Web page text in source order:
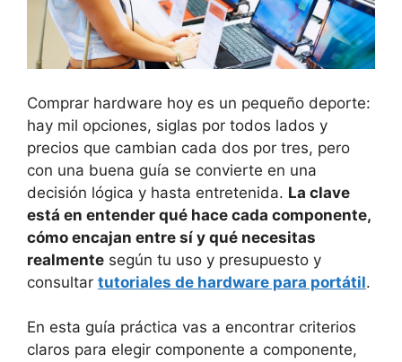
Comprar hardware hoy es un pequeño deporte:
hay mil opciones, siglas por todos lados y
precios que cambian cada dos por tres, pero
con una buena guía se convierte en una
decisión lógica y hasta entretenida. La clave
está en entender qué hace cada componente,
cómo encajan entre sí y qué necesitas
realmente según tu uso y presupuesto y
consultar tutoriales de hardware para portátil.
En esta guía práctica vas a encontrar criterios
claros para elegir componente a componente,